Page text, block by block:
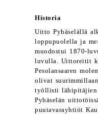
Historia
Uitto Pyhäselällä
loppupuolella ja
muodostui 1870-
luvulla. Uittoreitit
Pesolansaaren
olivat
työllisti lähipitäjien
Pyhäselän
puutavarayhtiöt